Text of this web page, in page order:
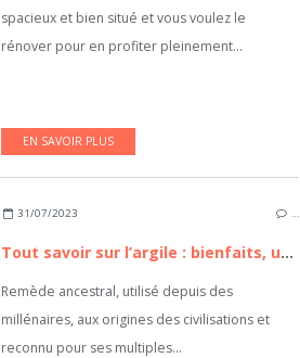
spacieux et bien situé et vous voulez le
rénover pour en profiter pleinement...
EN SAVOIR PLUS
31/07/2023 …
Tout savoir sur l’argile : bienfaits, usages...
Remède ancestral, utilisé depuis des
millénaires, aux origines des civilisations et
reconnu pour ses multiples...